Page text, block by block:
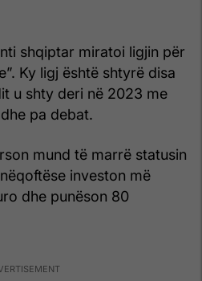
shqiptar miratoi ligjin për
Ky ligj është shtyrë disa
u shty deri në 2023 me
pa debat.
mund të marrë statusin
investon më
dhe punëson 80